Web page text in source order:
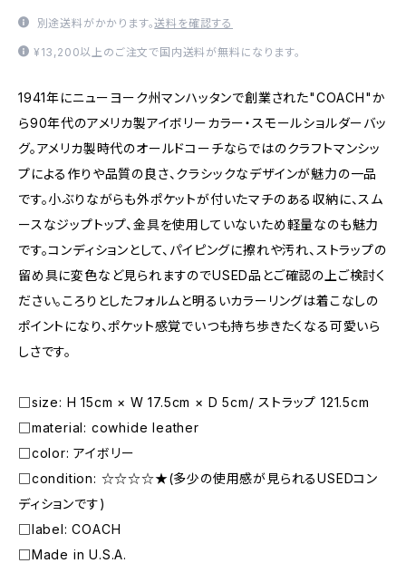
別途送料がかかります。送料を確認する
¥13,200以上のご注文で国内送料が無料になります。
1941年にニューヨーク州マンハッタンで創業された"COACH"か
ら90年代のアメリカ製アイボリーカラー・スモールショルダーバッ
グ。アメリカ製時代のオールドコーチならではのクラフトマンシッ
プによる作りや品質の良さ、クラシックなデザインが魅力の一品
です。小ぶりながらも外ポケットが付いたマチのある収納に、スム
ースなジップトップ、金具を使用していないため軽量なのも魅力
です。コンディションとして、パイピングに擦れや汚れ、ストラップの
留め具に変色など見られますのでUSED品とご確認の上ご検討く
ださい。ころりとしたフォルムと明るいカラーリングは着こなしの
ポイントになり、ポケット感覚でいつも持ち歩きたくなる可愛いら
しさです。
□size: H 15cm × W 17.5cm × D 5cm/ ストラップ 121.5cm
□material: cowhide leather
□color: アイボリー
□condition: ☆☆☆☆★(多少の使用感が見られるUSEDコン
ディションです)
□label: COACH
□Made in U.S.A.